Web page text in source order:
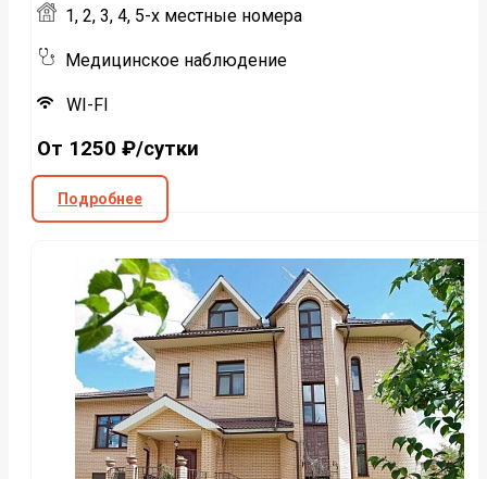
1, 2, 3, 4, 5-х местные номера
Медицинское наблюдение
WI-FI
От 1250 ₽/сутки
Подробнее